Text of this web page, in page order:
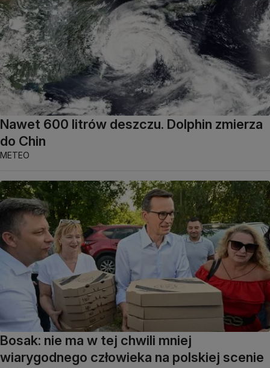
Nawet 600 litrów deszczu. Dolphin zmierza
do Chin
METEO
Bosak: nie ma w tej chwili mniej
wiarygodnego człowieka na polskiej scenie